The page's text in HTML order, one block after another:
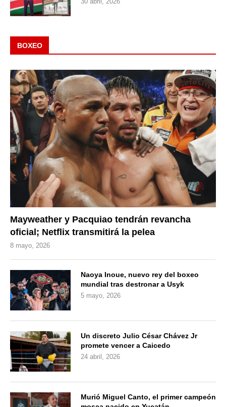
BOXEO
Mayweather y Pacquiao tendrán revancha
oficial; Netflix transmitirá la pelea
8 mayo, 2026
Naoya Inoue, nuevo rey del boxeo
mundial tras destronar a Usyk
5 mayo, 2026
Un discreto Julio César Chávez Jr
promete vencer a Caicedo
24 abril, 2026
Murió Miguel Canto, el primer campeón